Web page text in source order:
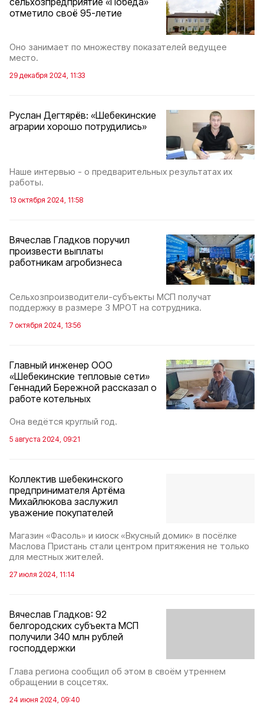
отметило своё 95-летие
Оно занимает по множеству показателей ведущее
место.
29 декабря 2024, 11:33
Руслан Дегтярёв: «Шебекинские
аграрии хорошо потрудились»
Наше интервью - о предварительных результатах их
работы.
13 октября 2024, 11:58
Вячеслав Гладков поручил
произвести выплаты
работникам агробизнеса
Сельхозпроизводители-субъекты МСП получат
поддержку в размере 3 МРОТ на сотрудника.
7 октября 2024, 13:56
Главный инженер ООО
«Шебекинские тепловые сети»
Геннадий Бережной рассказал о
работе котельных
Она ведётся круглый год.
5 августа 2024, 09:21
Коллектив шебекинского
предпринимателя Артёма
Михайлюкова заслужил
уважение покупателей
Магазин «Фасоль» и киоск «Вкусный домик» в посёлке
Маслова Пристань стали центром притяжения не только
для местных жителей.
27 июля 2024, 11:14
Вячеслав Гладков: 92
белгородских субъекта МСП
получили 340 млн рублей
господдержки
Глава региона сообщил об этом в своём утреннем
обращении в соцсетях.
24 июня 2024, 09:40